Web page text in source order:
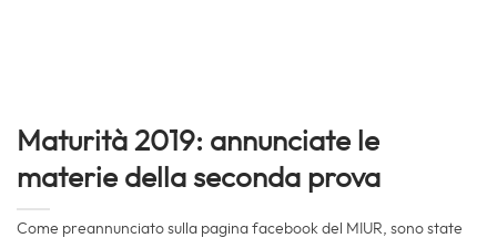
Maturità 2019: annunciate le
materie della seconda prova
Come preannunciato sulla pagina facebook del MIUR, sono state